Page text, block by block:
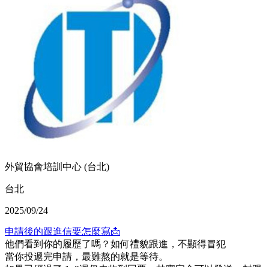
外貿協會培訓中心 (台北)
台北
2025/09/24
申請後的跟進信要怎麼寫📩
他們看到你的履歷了嗎？如何禮貌跟進，不顯得冒犯
當你投遞完申請，最難熬的就是等待。